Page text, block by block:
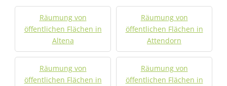
Räumung von
öffentlichen Flächen in
Altena
Räumung von
öffentlichen Flächen in
Attendorn
Räumung von
öffentlichen Flächen in
Räumung von
öffentlichen Flächen in